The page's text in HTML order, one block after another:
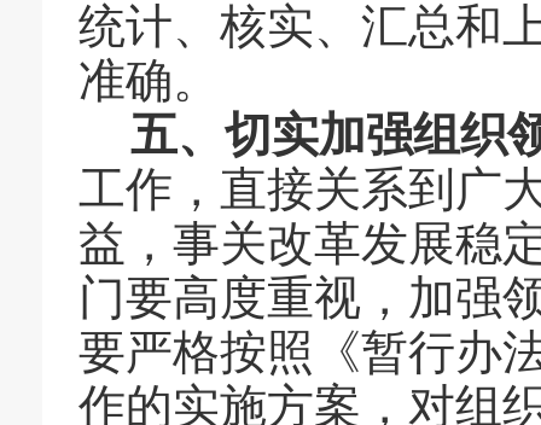
统计、核实、汇总和
准确。
五、切实加强组织
工作，直接关系到广
益，事关改革发展稳
门要高度重视，加强
要严格按照《暂行办
作的实施方案，对组